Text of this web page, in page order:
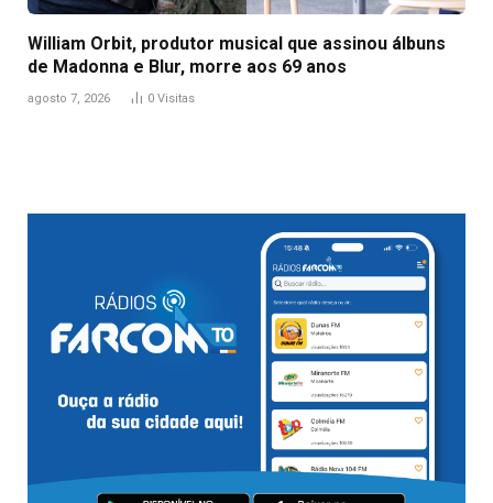
William Orbit, produtor musical que assinou álbuns
de Madonna e Blur, morre aos 69 anos
agosto 7, 2026 0 Visitas